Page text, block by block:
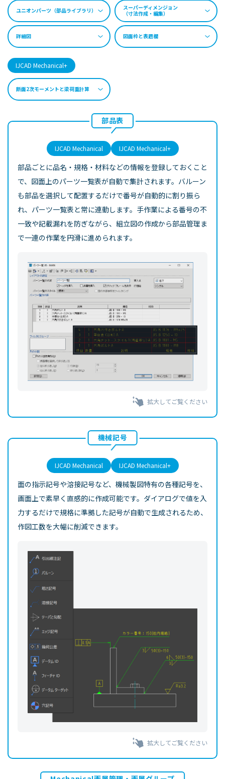
ユニオンパーツ（部品ライブラリ）
スーパーディメンジョン
（寸法作成・編集）
詳細図 図面枠と表題欄
IJCAD Mechanical+
断面2次モーメントと梁荷重計算
部品表
IJCAD Mechanical IJCAD Mechanical+
部品ごとに品名・規格・材料などの情報を登録しておくこと
で、図面上のパーツ一覧表が自動で集計されます。バルーン
も部品を選択して配置するだけで番号が自動的に割り振ら
れ、パーツ一覧表と常に連動します。手作業による番号の不
一致や記載漏れを防ぎながら、組立図の作成から部品管理ま
で一連の作業を円滑に進められます。
拡大してご覧ください
機械記号
IJCAD Mechanical IJCAD Mechanical+
面の指示記号や溶接記号など、機械製図特有の各種記号を、
画面上で素早く直感的に作成可能です。ダイアログで値を入
力するだけで規格に準拠した記号が自動で生成されるため、
作図工数を大幅に削減できます。
拡大してご覧ください